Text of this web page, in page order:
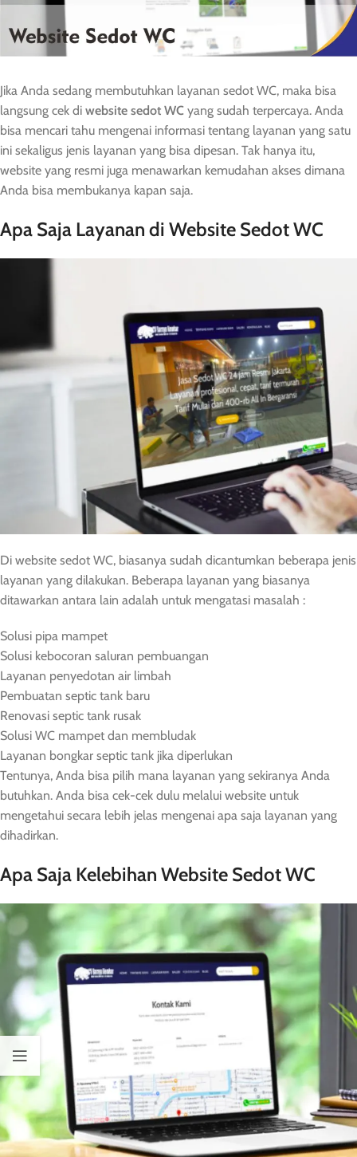
Jika Anda sedang membutuhkan layanan sedot WC, maka bisa
langsung cek di website sedot WC yang sudah terpercaya. Anda
bisa mencari tahu mengenai informasi tentang layanan yang satu
ini sekaligus jenis layanan yang bisa dipesan. Tak hanya itu,
website yang resmi juga menawarkan kemudahan akses dimana
Anda bisa membukanya kapan saja.
Apa Saja Layanan di Website Sedot WC
Di website sedot WC, biasanya sudah dicantumkan beberapa jenis
layanan yang dilakukan. Beberapa layanan yang biasanya
ditawarkan antara lain adalah untuk mengatasi masalah :
Solusi pipa mampet
Solusi kebocoran saluran pembuangan
Layanan penyedotan air limbah
Pembuatan septic tank baru
Renovasi septic tank rusak
Solusi WC mampet dan membludak
Layanan bongkar septic tank jika diperlukan
Tentunya, Anda bisa pilih mana layanan yang sekiranya Anda
butuhkan. Anda bisa cek-cek dulu melalui website untuk
mengetahui secara lebih jelas mengenai apa saja layanan yang
dihadirkan.
Apa Saja Kelebihan Website Sedot WC